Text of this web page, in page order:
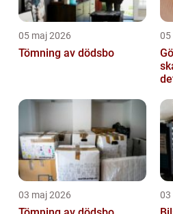
05 maj 2026
Tömning av dödsbo
05
03 maj 2026 03